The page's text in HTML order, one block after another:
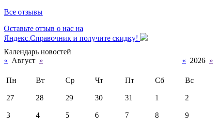
Все отзывы
Оставьте отзыв о нас на
Яндекс.Справочник и получите скидку!
Календарь новостей
« Август » « 2026 »
Пн Вт Ср Чт Пт Сб Вс
27 28 29 30 31 1 2
3 4 5 6 7 8 9